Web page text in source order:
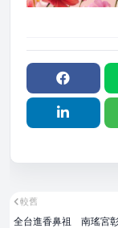
較舊
全台進香鼻祖 南瑤宮